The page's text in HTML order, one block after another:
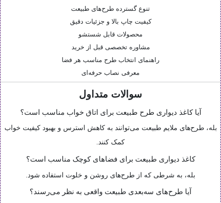
تنوع گسترده طرح‌های طبیعت
کیفیت چاپ بالا و جزئیات دقیق
محصولات قابل شستشو
مشاوره تخصصی قبل از خرید
راهنمای انتخاب طرح مناسب هر فضا
معرفی نصاب حرفه‌ای
سوالات متداول
آیا کاغذ دیواری طرح طبیعت برای اتاق خواب مناسب است؟
بله، طرح‌های ملایم طبیعت می‌توانند به کاهش استرس و بهبود کیفیت خواب
کمک کنند.
کاغذ دیواری طبیعت برای فضاهای کوچک مناسب است؟
بله، به شرطی که از طرح‌های روشن و خلوت استفاده شود.
آیا طرح‌های سه‌بعدی طبیعت واقعی به نظر می‌رسند؟